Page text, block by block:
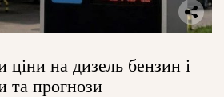
ціни на дизель бензин і
та прогнози